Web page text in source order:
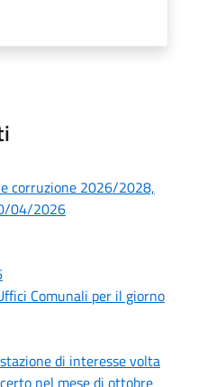
corruzione 2026/2028,
04/2026
Comunali per il giorno
di interesse volta
nel mese di ottobre